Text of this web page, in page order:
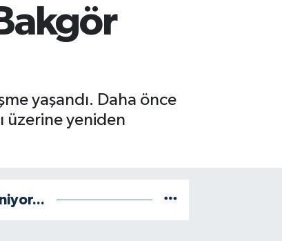
yaşandı. Daha önce
üzerine yeniden